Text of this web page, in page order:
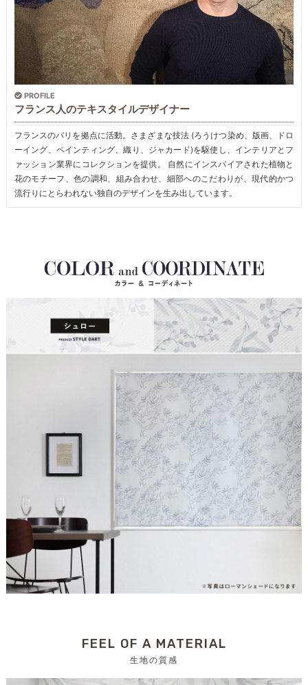
PROFILE
フランス人のテキスタイルデザイナー
フランスのパリを拠点に活動。さまざまな技法 (ろうけつ染め、版画、ドロ
ーイング、ペインティング、織り、ジャカード)を駆使し、インテリアとフ
ァッション業界にコレクションを提供。 自然にインスパイアされた植物と
花のモチーフ、色の調和、組み合わせ、細部へのこだわりが、現代的かつ
流行りにとらわれない独自のデザインを生み出しています。
FEEL OF A MATERIAL
生地の質感